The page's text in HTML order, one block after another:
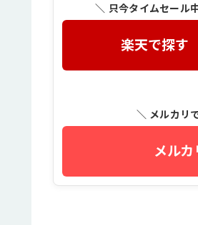
＼ 只今タイムセール
楽天で探す
＼ メルカリ
メル